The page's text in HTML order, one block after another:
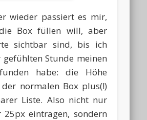
wieder passiert es mir,
Box füllen will, aber
sichtbar sind, bis ich
gefühlten Stunde meinen
habe: die Höhe
normalen Box plus(!)
Liste. Also nicht nur
25px eintragen, sondern